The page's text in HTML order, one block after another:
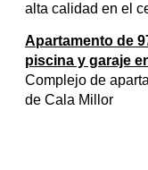
alta calidad en el
Apartamento de
piscina y garaje
Complejo de
de Cala Millor